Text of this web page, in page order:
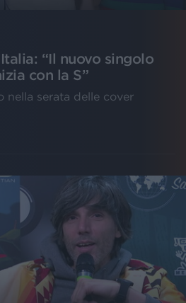
“Il nuovo singolo
con la S”
nella serata delle cover